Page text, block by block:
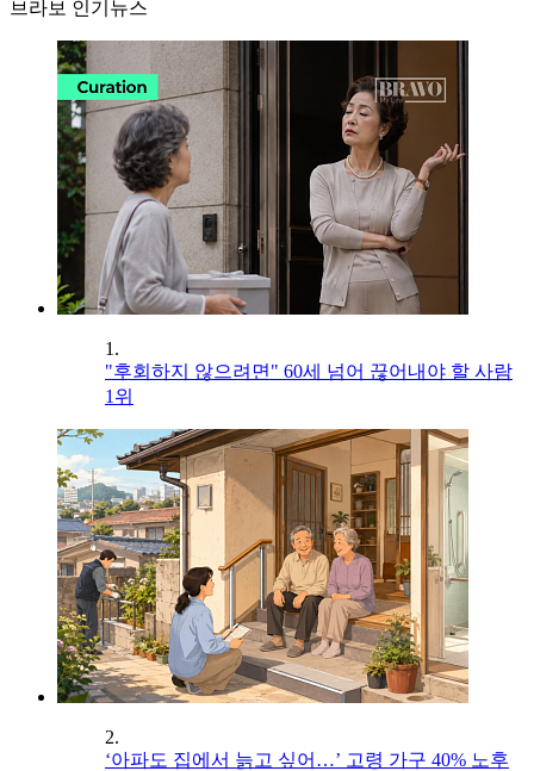
브라보 인기뉴스
1.
"후회하지 않으려면" 60세 넘어 끊어내야 할 사람
1위
2.
‘아파도 집에서 늙고 싶어…’ 고령 가구 40% 노후